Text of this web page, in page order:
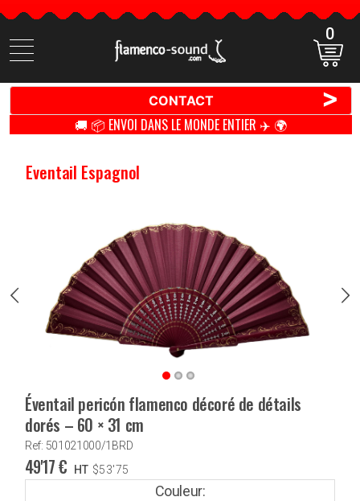
Cherchez
des
0
CONTACT >
🚚 📦 ENVOI DANS LE MONDE ENTIER ✈️ 🌍
Eventail Espagnol
Éventail pericón flamenco décoré de détails
dorés – 60 × 31 cm
Ref: 501021000/1BRD
49'17€ HT $53'75
Couleur: